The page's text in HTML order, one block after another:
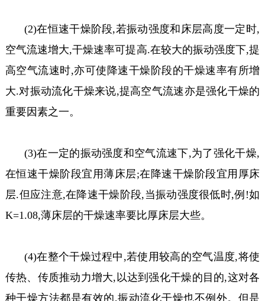
(2)在恒速干燥阶段,若振动强度和床层高度一定时,
空气流速增大,干燥速率可提高.在较大的振动强度下,提
高空气流速时,亦可使降速干燥阶段的干燥速率有所增
大.对振动流化干燥来说,提高空气流速亦是强化干燥的
重要因素之一。
(3)在一定的振动强度和空气流速下,为了强化干燥,
在恒速干燥阶段宜用薄床层;在降速干燥阶段宜用厚床
层.但应注意,在降速干燥阶段,当振动强度很低时,例!如
K=1.08,薄床层的干燥速率要比厚床层大些。
(4)在整个干燥过程中,若使用较高的空气温度,将使
传热、传质推动力增大,以达到强化干燥的目的,这对各
种干燥方法都是有效的,振动流化干燥也不例外。但是